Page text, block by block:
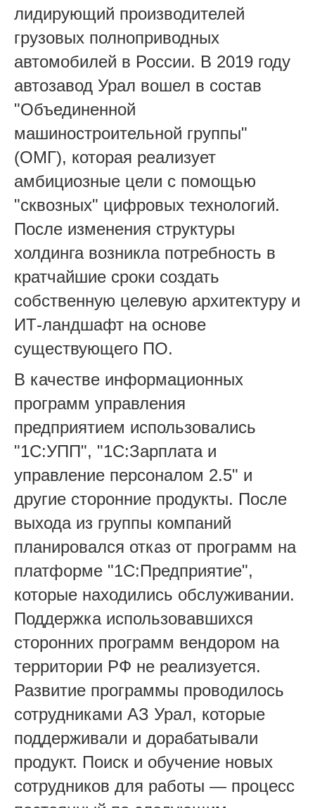
лидирующий производителей
грузовых полноприводных
автомобилей в России. В 2019 году
автозавод Урал вошел в состав
"Объединенной
машиностроительной группы"
(ОМГ), которая реализует
амбициозные цели с помощью
"сквозных" цифровых технологий.
После изменения структуры
холдинга возникла потребность в
кратчайшие сроки создать
собственную целевую архитектуру и
ИТ-ландшафт на основе
существующего ПО.
В качестве информационных
программ управления
предприятием использовались
"1С:УПП", "1С:Зарплата и
управление персоналом 2.5" и
другие сторонние продукты. После
выхода из группы компаний
планировался отказ от программ на
платформе "1С:Предприятие",
которые находились обслуживании.
Поддержка использовавшихся
сторонних программ вендором на
территории РФ не реализуется.
Развитие программы проводилось
сотрудниками АЗ Урал, которые
поддерживали и дорабатывали
продукт. Поиск и обучение новых
сотрудников для работы — процесс